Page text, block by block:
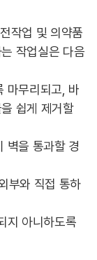
작업 및 의약품
작업실은 다음
마무리되고, 바
쉽게 제거할
벽을 통과할 경
부와 직접 통하
지 아니하도록